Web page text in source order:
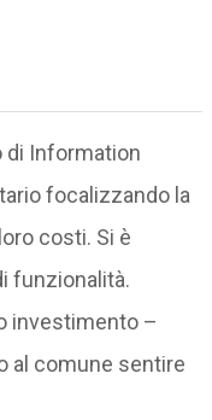
di Information
focalizzando la
costi. Si è
funzionalità.
investimento –
al comune sentire